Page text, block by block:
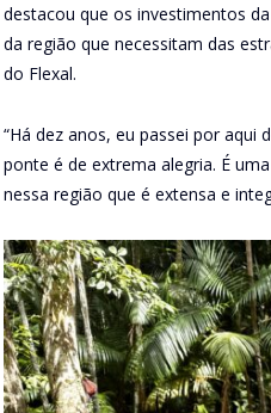
destacou que os investimentos
da região que necessitam das
do Flexal.
“Há dez anos, eu passei por aqui
ponte é de extrema alegria. É
nessa região que é extensa e